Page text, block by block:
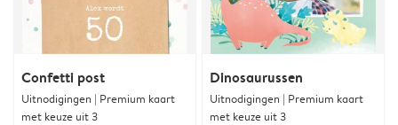
Confetti post
Uitnodigingen | Premium kaart
met keuze uit 3
Dinosaurussen
Uitnodigingen | Premium kaart
met keuze uit 3